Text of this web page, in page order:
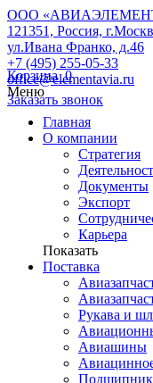
ООО
121351, Россия,
ул.Ивана Франко, д.46
+7 (495) 255-05-33
office@elementavia.ru
Заказать звонок
Корзина0
Меню
Главная
О компании
Стратегия
Документы
Экспорт
Карьера
Показать
Поставка
Рукава и
Авиашины